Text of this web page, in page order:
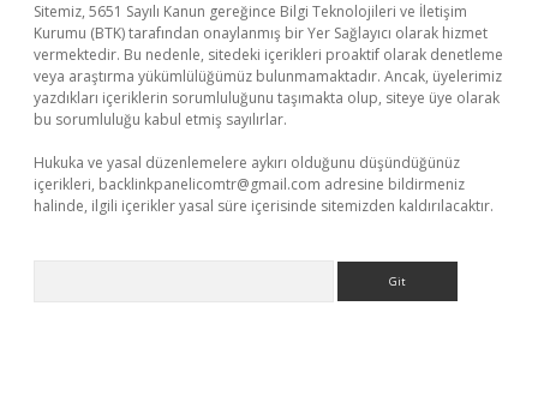
Sitemiz, 5651 Sayılı Kanun gereğince Bilgi Teknolojileri ve İletişim
Kurumu (BTK) tarafından onaylanmış bir Yer Sağlayıcı olarak hizmet
vermektedir. Bu nedenle, sitedeki içerikleri proaktif olarak denetleme
veya araştırma yükümlülüğümüz bulunmamaktadır. Ancak, üyelerimiz
yazdıkları içeriklerin sorumluluğunu taşımakta olup, siteye üye olarak
bu sorumluluğu kabul etmiş sayılırlar.
Hukuka ve yasal düzenlemelere aykırı olduğunu düşündüğünüz
içerikleri, backlinkpanelicomtr@gmail.com adresine bildirmeniz
halinde, ilgili içerikler yasal süre içerisinde sitemizden kaldırılacaktır.